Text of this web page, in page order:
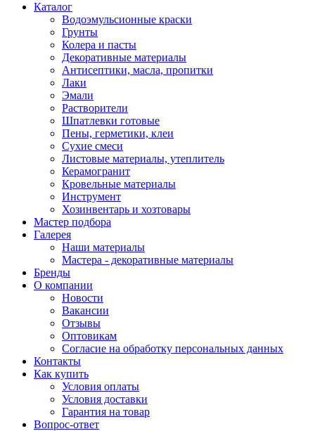
Каталог
Водоэмульсионные краски
Грунты
Колера и пасты
Декоративные материалы
Антисептики, масла, пропитки
Лаки
Эмали
Растворители
Шпатлевки готовые
Пены, герметики, клеи
Сухие смеси
Листовые материалы, утеплитель
Керамогранит
Кровельные материалы
Инструмент
Хозинвентарь и хозтовары
Мастер подбора
Галерея
Наши материалы
Мастера - декоративные материалы
Бренды
О компании
Новости
Вакансии
Отзывы
Оптовикам
Cогласие на обработку персональных данных
Контакты
Как купить
Условия оплаты
Условия доставки
Гарантия на товар
Вопрос-ответ